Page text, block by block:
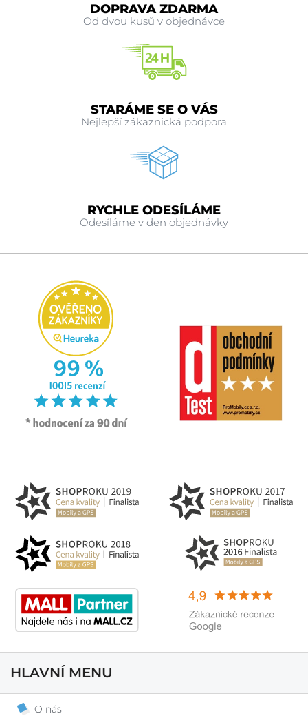
DOPRAVA ZDARMA
Od dvou kusů v objednávce
STARÁME SE O VÁS
Nejlepší zákaznická podpora
RYCHLE ODESÍLÁME
Odesíláme v den objednávky
HLAVNÍ MENU
O nás